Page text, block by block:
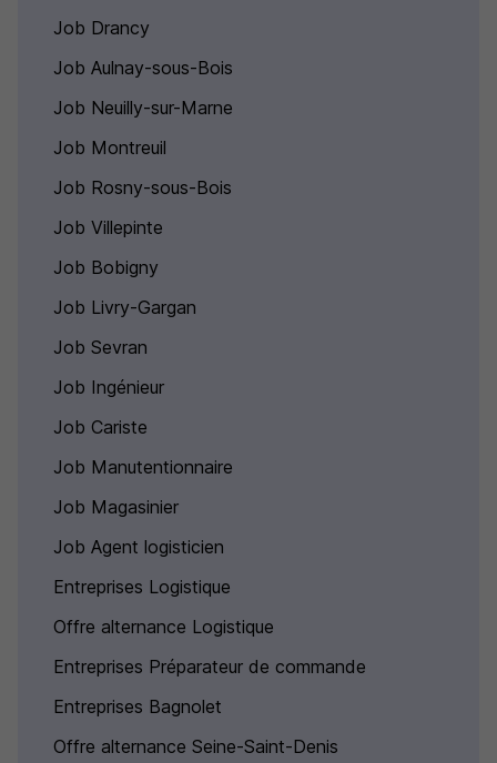
Job Drancy
Job Aulnay-sous-Bois
Job Neuilly-sur-Marne
Job Montreuil
Job Rosny-sous-Bois
Job Villepinte
Job Bobigny
Job Livry-Gargan
Job Sevran
Job Ingénieur
Job Cariste
Job Manutentionnaire
Job Magasinier
Job Agent logisticien
Entreprises Logistique
Offre alternance Logistique
Entreprises Préparateur de commande
Entreprises Bagnolet
Offre alternance Seine-Saint-Denis